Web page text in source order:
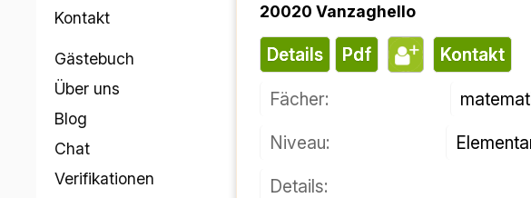
Kontakt
Gästebuch
Über uns
Blog
Chat
Verifikationen
20020 Vanzaghello
Details pdf Kontakt
Fächer:
Niveau:
Details: